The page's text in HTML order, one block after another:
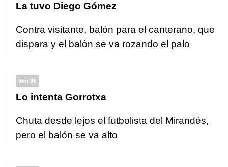
La tuvo Diego Gómez
Contra visitante, balón para el canterano, que
dispara y el balón se va rozando el palo
Min 86
Lo intenta Gorrotxa
Chuta desde lejos el futbolista del Mirandés,
pero el balón se va alto